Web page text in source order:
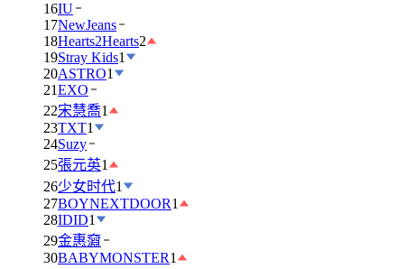
16IU
17NewJeans
18Hearts2Hearts2
19Stray Kids1
20ASTRO1
21EXO
22宋慧喬1
23TXT1
24Suzy
25張元英1
26少女时代1
27BOYNEXTDOOR1
28IDID1
29金惠奫
30BABYMONSTER1